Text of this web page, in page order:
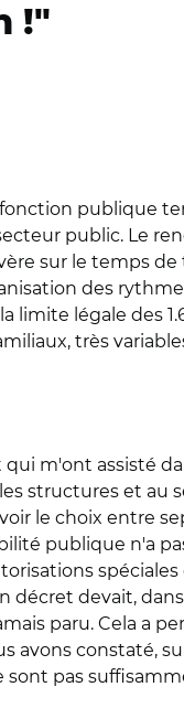
!"
publique
public. Le
sur le temps
des
légale des
très
m'ont assisté
structures et au
le choix entre
publique n'a
devait,
paru. Cela a
avons constaté,
sont pas